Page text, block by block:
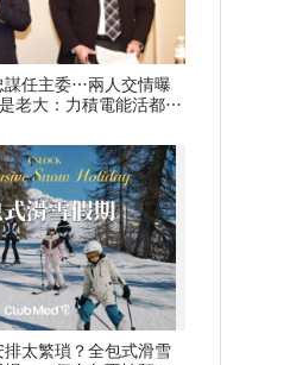
謀任主委…兩人交情曝
老大：力積電能活都他
太繁瑣？全包式滑雪